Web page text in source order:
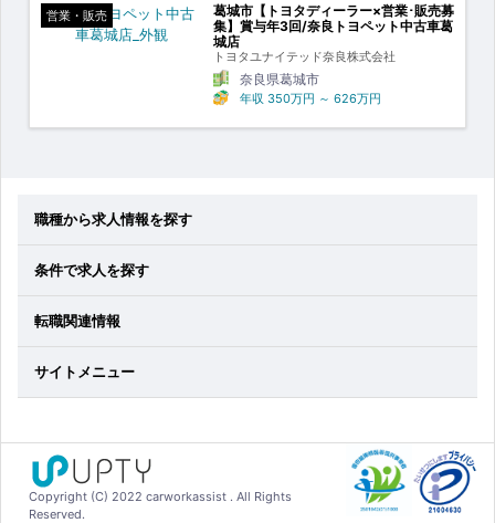
営業・販売
葛城市【トヨタディーラー×営業･販売募
集】賞与年3回/奈良トヨペット中古車葛
城店
トヨタユナイテッド奈良株式会社
奈良県葛城市
年収 350万円 ～ 626万円
職種から求人情報を探す
条件で求人を探す
転職関連情報
サイトメニュー
Copyright (C) 2022 carworkassist . All Rights
Reserved.